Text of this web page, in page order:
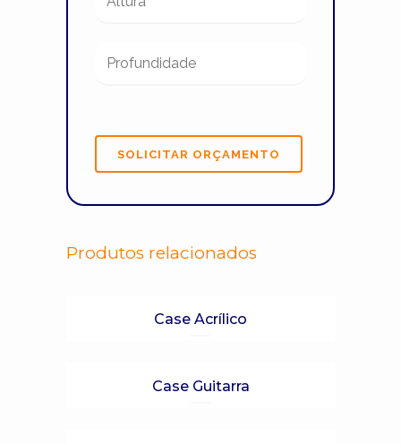
Produtos relacionados
Case Acrílico
Case Guitarra